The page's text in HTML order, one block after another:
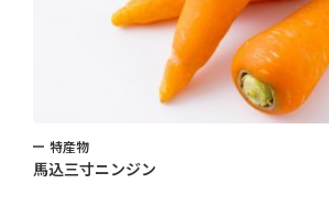
特産物
馬込三寸ニンジン